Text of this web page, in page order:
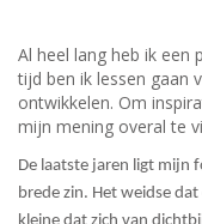
Al heel lang heb ik een
tijd ben ik lessen gaan
ontwikkelen. Om
mijn mening overal te
De laatste jaren ligt mijn
brede zin. Het weidse